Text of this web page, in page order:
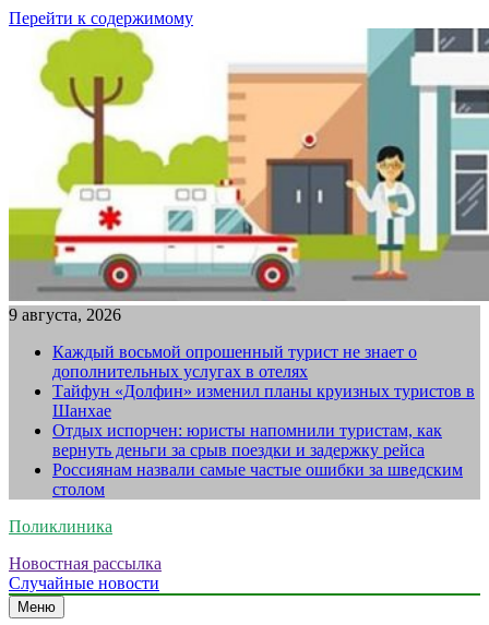
Перейти к содержимому
9 августа, 2026
Каждый восьмой опрошенный турист не знает о
дополнительных услугах в отелях
Тайфун «Долфин» изменил планы круизных туристов в
Шанхае
Отдых испорчен: юристы напомнили туристам, как
вернуть деньги за срыв поездки и задержку рейса
Россиянам назвали самые частые ошибки за шведским
столом
Поликлиника
Новостная рассылка
Случайные новости
Меню